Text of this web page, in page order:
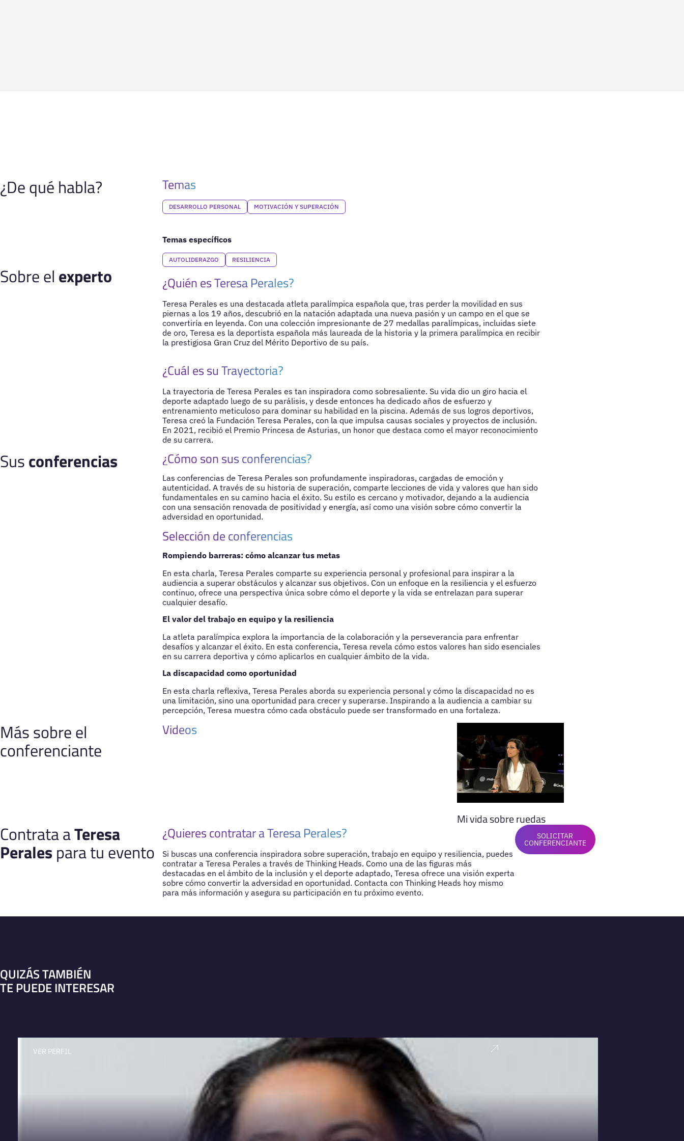
¿De qué habla? Temas
DESARROLLO PERSONAL MOTIVACIÓN Y SUPERACIÓN
Temas específicos
AUTOLIDERAZGO RESILIENCIA
Sobre el experto ¿Quién es Teresa Perales?
Teresa Perales es una destacada atleta paralímpica española que, tras perder la movilidad en sus
piernas a los 19 años, descubrió en la natación adaptada una nueva pasión y un campo en el que se
convertiría en leyenda. Con una colección impresionante de 27 medallas paralímpicas, incluidas siete
de oro, Teresa es la deportista española más laureada de la historia y la primera paralímpica en recibir
la prestigiosa Gran Cruz del Mérito Deportivo de su país.
¿Cuál es su Trayectoria?
La trayectoria de Teresa Perales es tan inspiradora como sobresaliente. Su vida dio un giro hacia el
deporte adaptado luego de su parálisis, y desde entonces ha dedicado años de esfuerzo y
entrenamiento meticuloso para dominar su habilidad en la piscina. Además de sus logros deportivos,
Teresa creó la Fundación Teresa Perales, con la que impulsa causas sociales y proyectos de inclusión.
En 2021, recibió el Premio Princesa de Asturias, un honor que destaca como el mayor reconocimiento
de su carrera.
Susconferencias ¿Cómo son sus conferencias?
Las conferencias de Teresa Perales son profundamente inspiradoras, cargadas de emoción y
autenticidad. A través de su historia de superación, comparte lecciones de vida y valores que han sido
fundamentales en su camino hacia el éxito. Su estilo es cercano y motivador, dejando a la audiencia
con una sensación renovada de positividad y energía, así como una visión sobre cómo convertir la
adversidad en oportunidad.
Selección de conferencias
Rompiendo barreras: cómo alcanzar tus metas
En esta charla, Teresa Perales comparte su experiencia personal y profesional para inspirar a la
audiencia a superar obstáculos y alcanzar sus objetivos. Con un enfoque en la resiliencia y el esfuerzo
continuo, ofrece una perspectiva única sobre cómo el deporte y la vida se entrelazan para superar
cualquier desafío.
El valor del trabajo en equipo y la resiliencia
La atleta paralímpica explora la importancia de la colaboración y la perseverancia para enfrentar
desafíos y alcanzar el éxito. En esta conferencia, Teresa revela cómo estos valores han sido esenciales
en su carrera deportiva y cómo aplicarlos en cualquier ámbito de la vida.
La discapacidad como oportunidad
En esta charla reflexiva, Teresa Perales aborda su experiencia personal y cómo la discapacidad no es
una limitación, sino una oportunidad para crecer y superarse. Inspirando a la audiencia a cambiar su
percepción, Teresa muestra cómo cada obstáculo puede ser transformado en una fortaleza.
Más sobre el
conferenciante
Videos
Mi vida sobre ruedas
Contrata aTeresa
Perales para tu evento
¿Quieres contratar a Teresa Perales?
Si buscas una conferencia inspiradora sobre superación, trabajo en equipo y resiliencia, puedes
contratar a Teresa Perales a través de Thinking Heads. Como una de las figuras más
destacadas en el ámbito de la inclusión y el deporte adaptado, Teresa ofrece una visión experta
sobre cómo convertir la adversidad en oportunidad. Contacta con Thinking Heads hoy mismo
para más información y asegura su participación en tu próximo evento.
SOLICITAR
CONFERENCIANTE
QUIZÁS TAMBIÉN
TE PUEDE INTERESAR
VER PERFIL